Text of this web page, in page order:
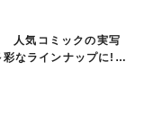
人気コミックの実写
なラインナップに!!